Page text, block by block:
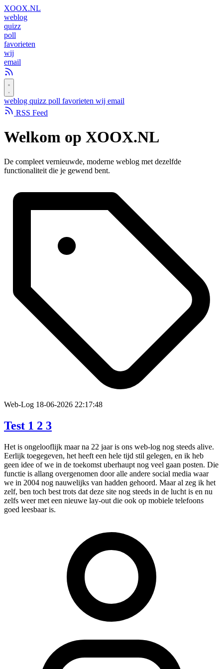
XOOX.NL
weblog
quizz
poll
favorieten
wij
email
weblog quizz poll favorieten wij email
RSS Feed
Welkom op XOOX.NL
De compleet vernieuwde, moderne weblog met dezelfde
functionaliteit die je gewend bent.
Web-Log 18-06-2026 22:17:48
Test 1 2 3
Het is ongelooflijk maar na 22 jaar is ons web-log nog steeds alive.
Eerlijk toegegeven, het heeft een hele tijd stil gelegen, en ik heb
geen idee of we in de toekomst uberhaupt nog veel gaan posten. Die
functie is allang overgenomen door alle andere social media waar
we in 2004 nog nauwelijks van hadden gehoord. Maar al zeg ik het
zelf, ben toch best trots dat deze site nog steeds in de lucht is en nu
zelfs weer met een nieuwe lay-out die ook op mobiele telefoons
goed leesbaar is.